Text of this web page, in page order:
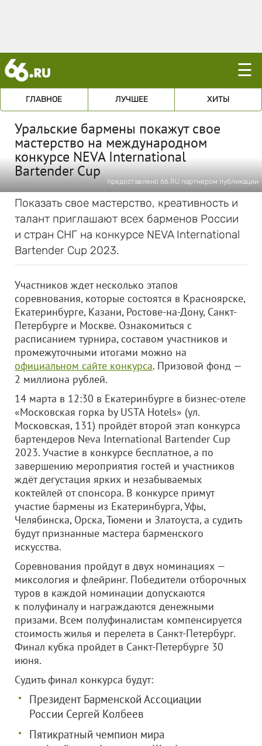
☰
ГЛАВНОЕ ЛУЧШЕЕ ХИТЫ
Уральские бармены покажут свое
мастерство на международном
конкурсе NEVA International
Bartender Cup
предоставлено 66.RU партнером публикации
Показать свое мастерство, креативность и
талант приглашают всех барменов России
и стран СНГ на конкурсе NEVA International
Bartender Cup 2023.
Участников ждет несколько этапов
соревнования, которые состоятся в Красноярске,
Екатеринбурге, Казани, Ростове-на-Дону, Санкт-
Петербурге и Москве. Ознакомиться с
расписанием турнира, составом участников и
промежуточными итогами можно на
официальном сайте конкурса. Призовой фонд —
2 миллиона рублей.
14 марта в 12:30 в Екатеринбурге в бизнес-отеле
«Московская горка by USTA Hotels» (ул.
Московская, 131) пройдёт второй этап конкурса
бартендеров Neva International Bartender Cup
2023. Участие в конкурсе бесплатное, а по
завершению мероприятия гостей и участников
ждёт дегустация ярких и незабываемых
коктейлей от спонсора. В конкурсе примут
участие бармены из Екатеринбурга, Уфы,
Челябинска, Орска, Тюмени и Златоуста, а судить
будут признанные мастера барменского
искусства.
Соревнования пройдут в двух номинациях —
миксология и флейринг. Победители отборочных
туров в каждой номинации допускаются
к полуфиналу и награждаются денежными
призами. Всем полуфиналистам компенсируется
стоимость жилья и перелета в Санкт-Петербург.
Финал кубка пройдет в Санкт-Петербурге 30
июня.
Судить финал конкурса будут:
Президент Барменской Ассоциации
России Сергей Колбеев
Пятикратный чемпион мира